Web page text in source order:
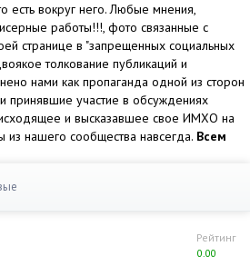
есть вокруг него. Любые мнения,
работы!!!, фото связанные с
странице в "запрещенных социальных
толкование публикаций и
нами как пропаганда одной из сторон
принявшие участие в обсуждениях
и высказавшее свое ИМХО на
из нашего сообщества навсегда. Всем
Рейтинг
0.00